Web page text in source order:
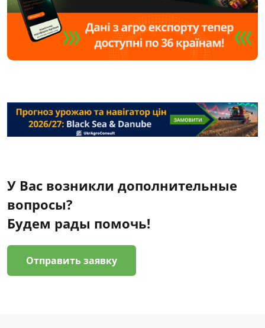
У Вас возникли дополнительные
вопросы?
Будем рады помочь!
Отправить заявку